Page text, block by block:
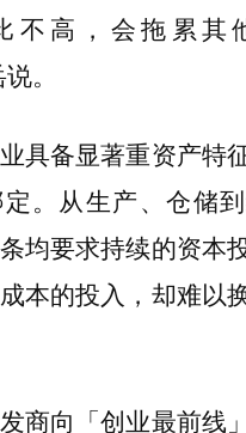
不高，会拖累其
。
具备显著重资产特
。从生产、仓储
均要求持续的资本
本的投入，却难以
商向「创业最前线